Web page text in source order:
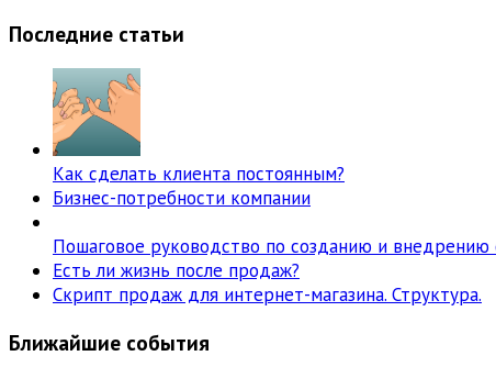
Последние статьи
Как сделать клиента постоянным?
Бизнес-потребности компании
Пошаговое руководство по созданию и
Есть ли жизнь после продаж?
Скрипт продаж для интернет-магазина. Структура.
Ближайшие события